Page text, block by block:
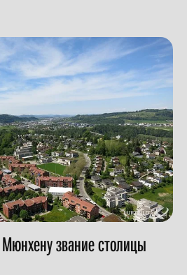
звание столицы